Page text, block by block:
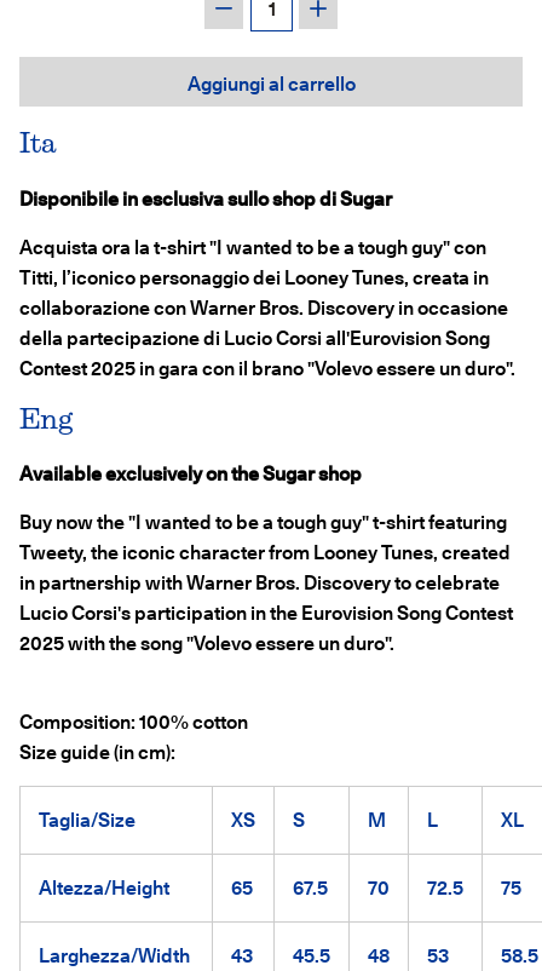
Aggiungi al carrello
Ita
Disponibile in esclusiva sullo shop di Sugar
Acquista ora la t-shirt "I wanted to be a tough guy" con
Titti, l’iconico personaggio dei Looney Tunes, creata in
collaborazione con Warner Bros. Discovery in occasione
della partecipazione di Lucio Corsi all'Eurovision Song
Contest 2025 in gara con il brano "Volevo essere un duro".
Eng
Available exclusively on the Sugar shop
Buy now the "I wanted to be a tough guy" t-shirt featuring
Tweety, the iconic character from Looney Tunes, created
in partnership with Warner Bros. Discovery to celebrate
Lucio Corsi's participation in the Eurovision Song Contest
2025 with the song "Volevo essere un duro".
Composition: 100% cotton
Size guide (in cm):
Taglia/Size XS S M L XL
Altezza/Height 65 67.5 70 72.5 75
Larghezza/Width 43 45.5 48 53 58.5